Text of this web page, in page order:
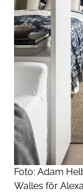
Foto: Adam
Walles för